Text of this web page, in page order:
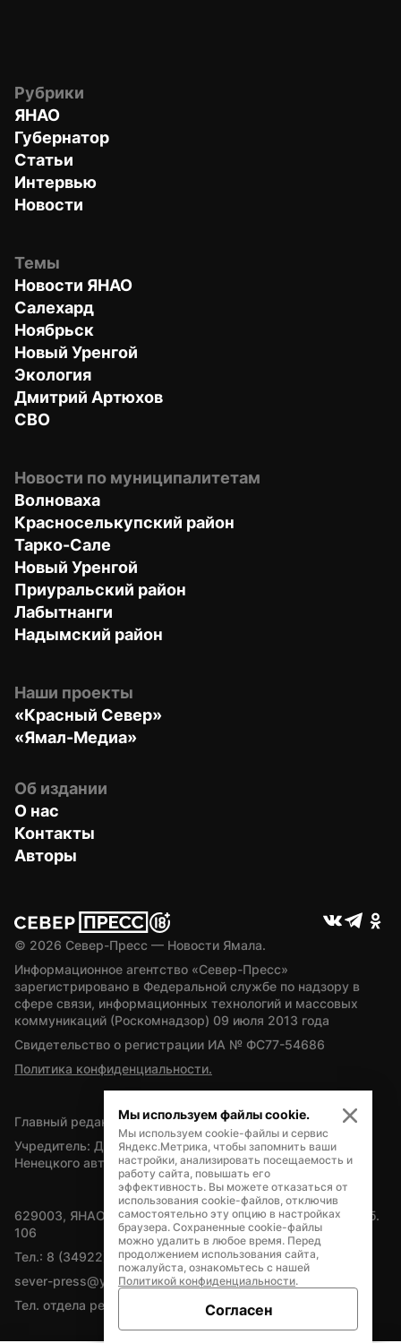
Рубрики
ЯНАО
Губернатор
Статьи
Интервью
Новости
Темы
Новости ЯНАО
Салехард
Ноябрьск
Новый Уренгой
Экология
Дмитрий Артюхов
СВО
Новости по муниципалитетам
Волноваха
Красноселькупский район
Тарко-Сале
Новый Уренгой
Приуральский район
Лабытнанги
Надымский район
Наши проекты
«Красный Север»
«Ямал-Медиа»
Об издании
О нас
Контакты
Авторы
© 2026 Север-Пресс — Новости Ямала.
Информационное агентство «Север-Пресс»
зарегистрировано в Федеральной службе по надзору в
сфере связи, информационных технологий и массовых
коммуникаций (Роскомнадзор) 09 июля 2013 года
Свидетельство о регистрации ИА № ФС77-54686
Политика конфиденциальности.
Главный редактор — А.Л. Поздеев
Учредитель: Департамент внутренней политики Ямало-
Ненецкого автономного округа
629003, ЯНАО, Салехард, мкр. Богдана Кнунянца, д.1, каб.
106
Тел.: 8 (34922) 71262
sever-press@yamal-media.ru
Тел. отдела рекламы: 8 (34922) 42728
Мы используем файлы cookie.
Мы используем cookie-файлы и сервис
Яндекс.Метрика, чтобы запомнить ваши
настройки, анализировать посещаемость и
работу сайта, повышать его
эффективность. Вы можете отказаться от
использования cookie-файлов, отключив
самостоятельно эту опцию в настройках
браузера. Сохраненные cookie-файлы
можно удалить в любое время. Перед
продолжением использования сайта,
пожалуйста, ознакомьтесь с нашей
Политикой конфиденциальности.
Согласен